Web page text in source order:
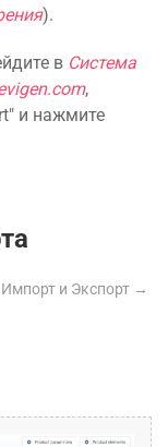
).
в Система
,
и нажмите
и Экспорт →